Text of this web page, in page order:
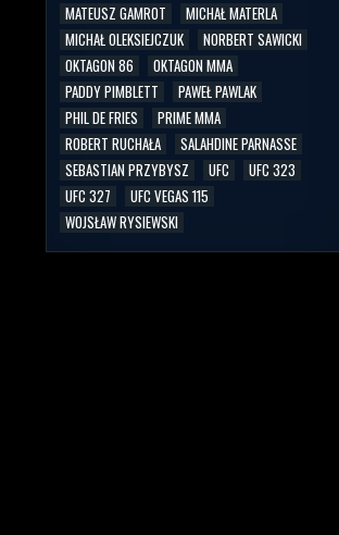
MATEUSZ GAMROT
MICHAŁ MATERLA
MICHAŁ OLEKSIEJCZUK
NORBERT SAWICKI
OKTAGON 86
OKTAGON MMA
PADDY PIMBLETT
PAWEŁ PAWLAK
PHIL DE FRIES
PRIME MMA
ROBERT RUCHAŁA
SALAHDINE PARNASSE
SEBASTIAN PRZYBYSZ
UFC
UFC 323
UFC 327
UFC VEGAS 115
WOJSŁAW RYSIEWSKI